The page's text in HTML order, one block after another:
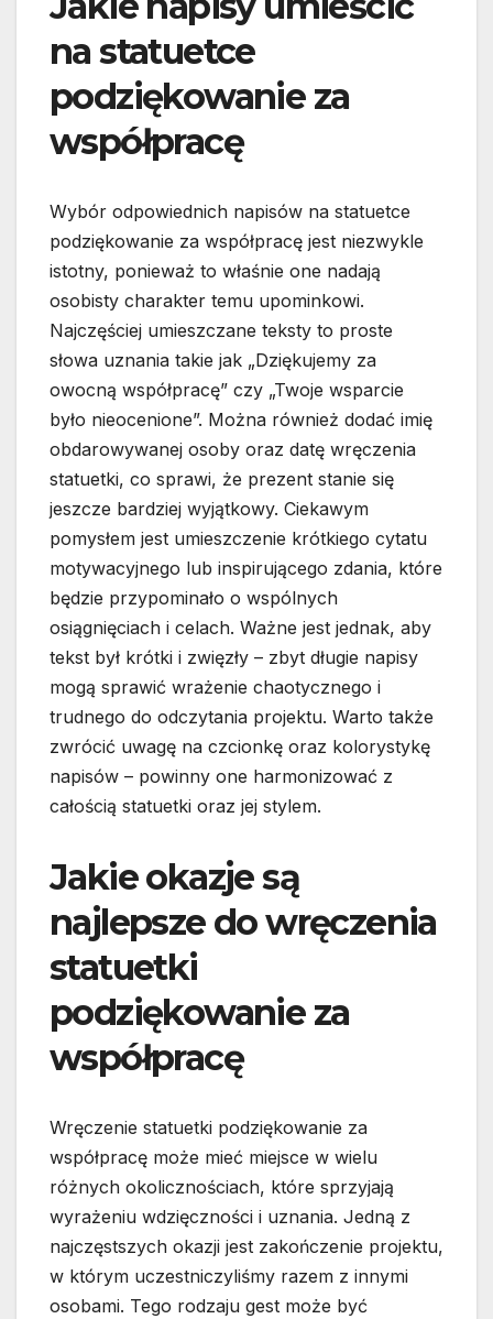
na statuetce
podziękowanie za
współpracę
Wybór odpowiednich napisów na statuetce
podziękowanie za współpracę jest niezwykle
istotny, ponieważ to właśnie one nadają
osobisty charakter temu upominkowi.
Najczęściej umieszczane teksty to proste
słowa uznania takie jak „Dziękujemy za
owocną współpracę” czy „Twoje wsparcie
było nieocenione”. Można również dodać imię
obdarowywanej osoby oraz datę wręczenia
statuetki, co sprawi, że prezent stanie się
jeszcze bardziej wyjątkowy. Ciekawym
pomysłem jest umieszczenie krótkiego cytatu
motywacyjnego lub inspirującego zdania, które
będzie przypominało o wspólnych
osiągnięciach i celach. Ważne jest jednak, aby
tekst był krótki i zwięzły – zbyt długie napisy
mogą sprawić wrażenie chaotycznego i
trudnego do odczytania projektu. Warto także
zwrócić uwagę na czcionkę oraz kolorystykę
napisów – powinny one harmonizować z
całością statuetki oraz jej stylem.
Jakie okazje są
najlepsze do wręczenia
statuetki
podziękowanie za
współpracę
Wręczenie statuetki podziękowanie za
współpracę może mieć miejsce w wielu
różnych okolicznościach, które sprzyjają
wyrażeniu wdzięczności i uznania. Jedną z
najczęstszych okazji jest zakończenie projektu,
w którym uczestniczyliśmy razem z innymi
osobami. Tego rodzaju gest może być